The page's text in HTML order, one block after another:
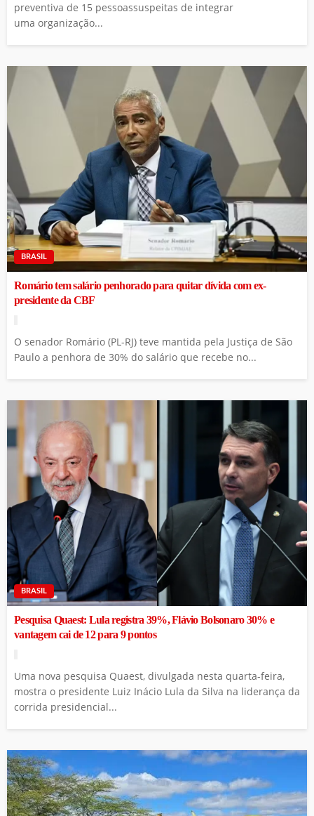
preventiva de 15 pessoassuspeitas de integrar
uma organização...
BRASIL
Romário tem salário penhorado para quitar dívida com ex-
presidente da CBF
O senador Romário (PL-RJ) teve mantida pela Justiça de São
Paulo a penhora de 30% do salário que recebe no...
BRASIL
Pesquisa Quaest: Lula registra 39%, Flávio Bolsonaro 30% e
vantagem cai de 12 para 9 pontos
Uma nova pesquisa Quaest, divulgada nesta quarta-feira,
mostra o presidente Luiz Inácio Lula da Silva na liderança da
corrida presidencial...